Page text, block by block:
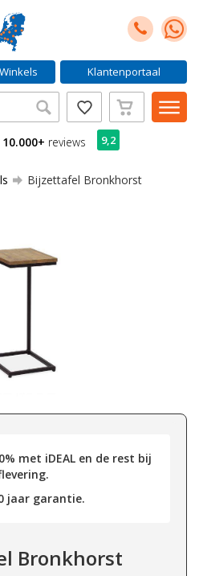
Winkels Klantenportaal
10.000+ reviews 9,2
Bijzettafel Bronkhorst
met iDEAL en de rest bij
jaar garantie.
Bronkhorst